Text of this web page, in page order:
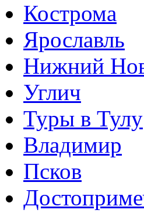
Кострома
Ярославль
Нижний
Углич
Туры в Тулу
Владимир
Псков